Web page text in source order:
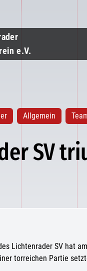
e.V.
Allgemein
SV
Lichtenrader SV hat
torreichen Partie